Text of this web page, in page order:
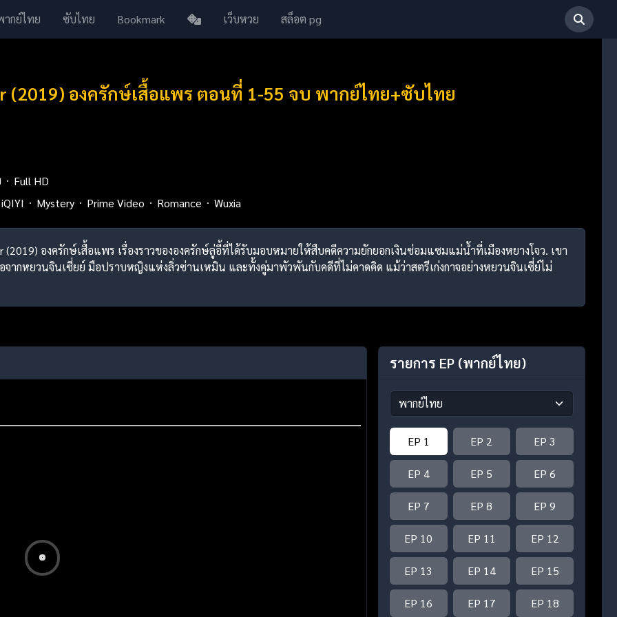
ากย์ไทย ซับไทย Bookmark เว็บหวย สล็อต pg
(2019) องครักษ์เสื้อแพร ตอนที่ 1-55 จบ พากย์ไทย+ซับไทย
Full HD
iQIYI
Mystery Prime Video Romance Wuxia
(2019) องครักษ์เสื้อแพร เรื่องราวขององครักษ์ลู่อี้ที่ได้รับมอบหมายให้สืบคดีความยักยอกเงินซ่อมแซมแม่น้ำที่เมืองหยางโจว. เขา
จากหยวนจินเซี่ยย์ มือปราบหญิงแห่งลิ่วซ่านเหมิน และทั้งคู่มาพัวพันกับคดีที่ไม่คาดคิด แม้ว่าสตรีเก่งกาจอย่างหยวนจินเซี่ย์ไม่
รายการ EP (พากย์ไทย)
EP 1 EP 2 EP 3
EP 4 EP 5 EP 6
EP 7 EP 8 EP 9
EP 10 EP 11 EP 12
EP 13 EP 14 EP 15
EP 16 EP 17 EP 18